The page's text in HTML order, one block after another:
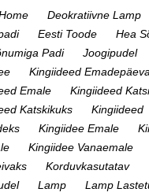
Deokratiivne Lamp
Eesti Toode
Hea
Padi
Joogipudel
Kingiideed
Emale
Kingiideed
Katskikuks
Kingiideed
Kingiidee Emale
Kingiidee Vanaemale
Korduvkasutatav
Lamp
Lamp